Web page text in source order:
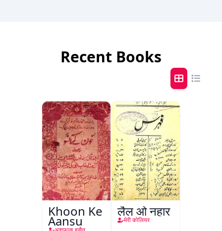
Recent Books
Khoon Ke
Aansu
लैल ओ नहार
मेरी कोलियर